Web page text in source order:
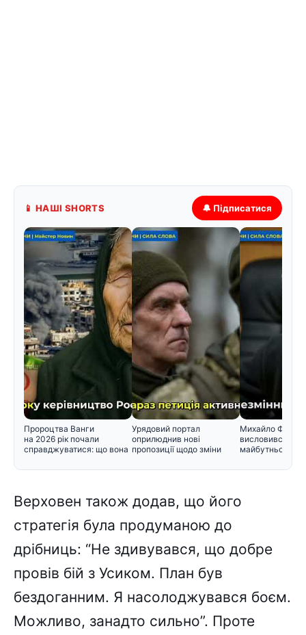
📱 НАШІ SHORTS 🔔 Підписатися
Пророцтва Ванги
на 2026 рік почали
справджуватися: що вона
Урядовий портал
оприлюднив нові
пропозиції щодо зміни
Михайло
висловився
майбутнього в
Верховен також додав, що його
стратегія була продуманою до
дрібниць: “Не здивувався, що добре
провів бій з Усиком. План був
бездоганним. Я насолоджувався боєм.
Можливо, занадто сильно”. Проте